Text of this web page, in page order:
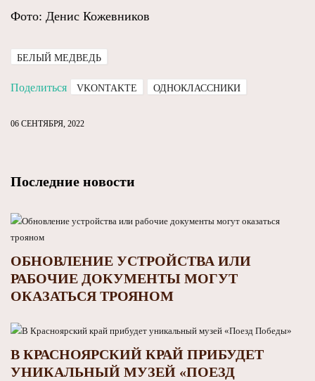
Фото: Денис Кожевников
БЕЛЫЙ МЕДВЕДЬ
Поделиться VKONTAKTE ОДНОКЛАССНИКИ
06 СЕНТЯБРЯ, 2022
Последние новости
ОБНОВЛЕНИЕ УСТРОЙСТВА ИЛИ
РАБОЧИЕ ДОКУМЕНТЫ МОГУТ
ОКАЗАТЬСЯ ТРОЯНОМ
В КРАСНОЯРСКИЙ КРАЙ ПРИБУДЕТ
УНИКАЛЬНЫЙ МУЗЕЙ «ПОЕЗД